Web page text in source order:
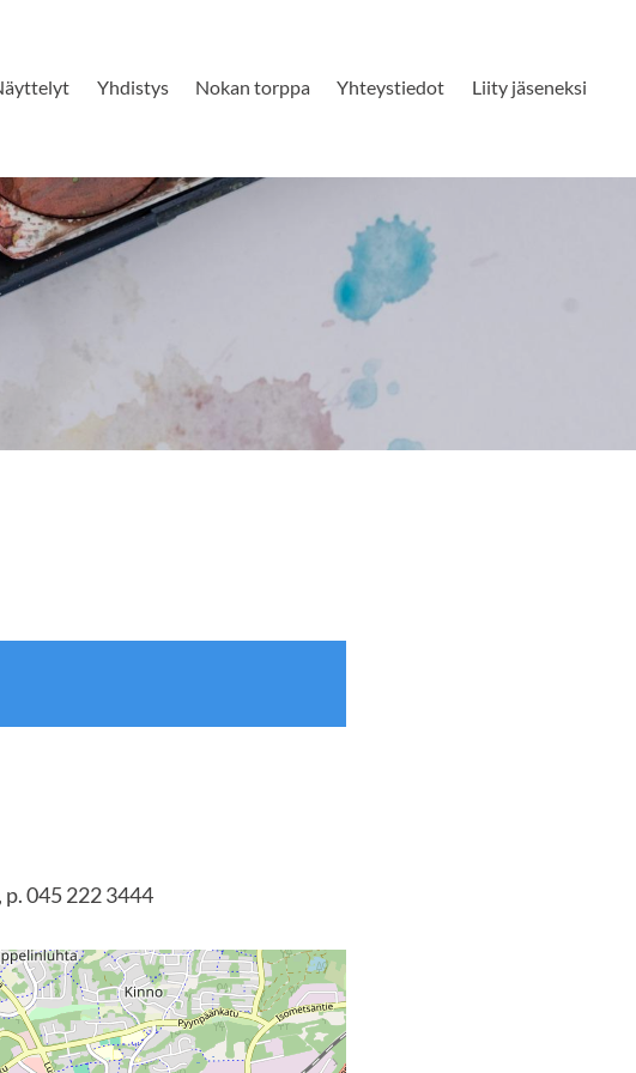
Yhdistys Nokan torppa Yhteystiedot Liity jäseneksi
045 222 3444